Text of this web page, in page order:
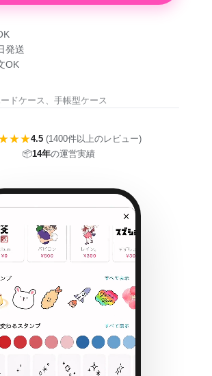
発送
OK
ドケース、手帳型ケース
4.5 (1400件以上のレビュー)
📦14年の運営実績